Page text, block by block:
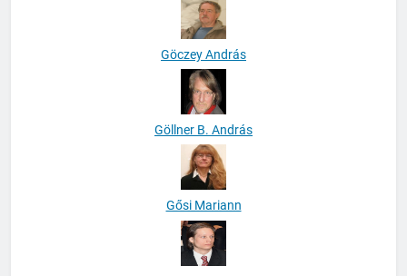
Göczey András
Göllner B. András
Gősi Mariann